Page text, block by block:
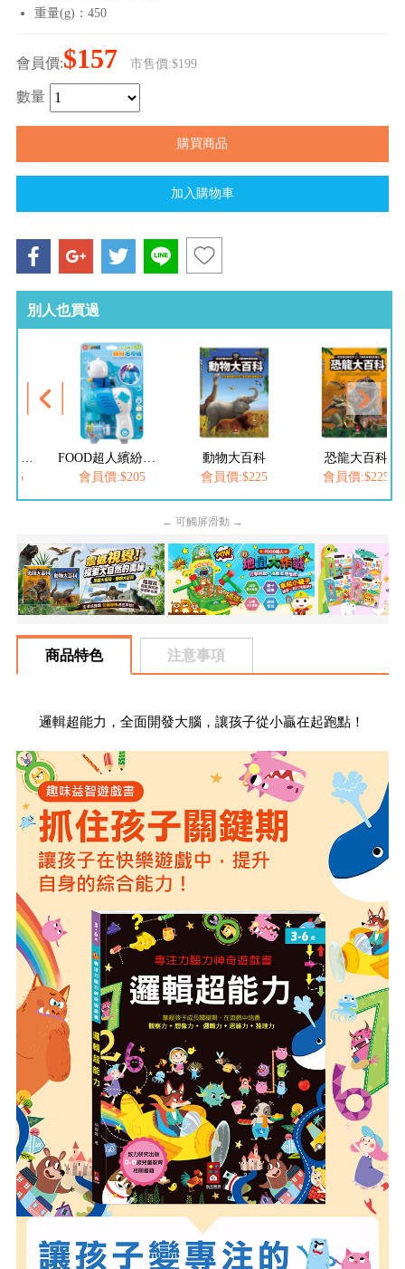
重量(g)：450
會員價:$157 市售價:$199
數量
別人也買過
會員價:$205
動物大百科
會員價:$225
恐龍大百科
會員價:$225
← 可觸屏滑動 →
商品特色 注意事項
邏輯超能力，全面開發大腦，讓孩子從小贏在起跑點！